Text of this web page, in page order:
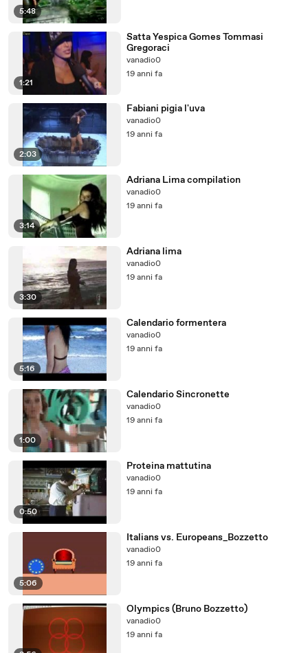
5:48
1:21
Satta Yespica Gomes Tommasi
Gregoraci
vanadio0
19 anni fa
2:03
Fabiani pigia l'uva
vanadio0
19 anni fa
3:14
Adriana Lima compilation
vanadio0
19 anni fa
3:30
Adriana lima
vanadio0
19 anni fa
5:16
Calendario formentera
vanadio0
19 anni fa
1:00
Calendario Sincronette
vanadio0
19 anni fa
0:50
Proteina mattutina
vanadio0
19 anni fa
5:06
Italians vs. Europeans_Bozzetto
vanadio0
19 anni fa
Olympics (Bruno Bozzetto)
vanadio0
19 anni fa